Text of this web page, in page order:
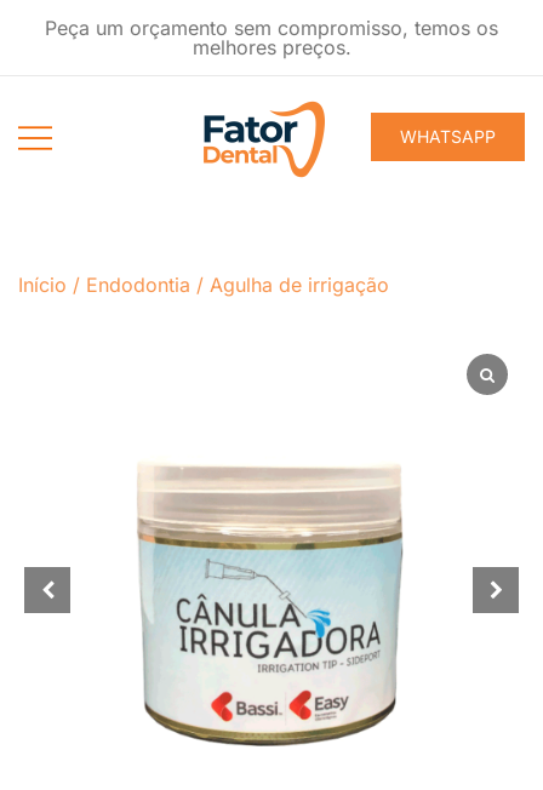
Peça um orçamento sem compromisso, temos os
melhores preços.
WHATSAPP
Início / Endodontia / Agulha de irrigação